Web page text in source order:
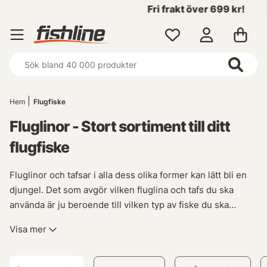
Fri frakt över 699 kr!
Hem Flugfiske
Fluglinor - Stort sortiment till ditt
flugfiske
Fluglinor och tafsar i alla dess olika former kan lätt bli en
djungel. Det som avgör vilken fluglina och tafs du ska
använda är ju beroende till vilken typ av fiske du ska
tvåhandslinor, eller klumpar som man kallar dom, till dina
Där emellan så finns det mängder med möjligheter.
Visa mer